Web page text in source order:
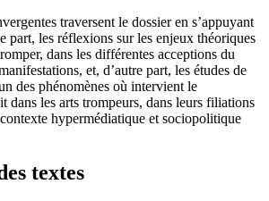
traversent le dossier en s’appuyant
part, les réflexions sur les enjeux théoriques
dans les différentes acceptions du
et, d’autre part, les études de
des phénomènes où intervient le
dans les arts trompeurs, dans leurs filiations
hypermédiatique et sociopolitique
textes